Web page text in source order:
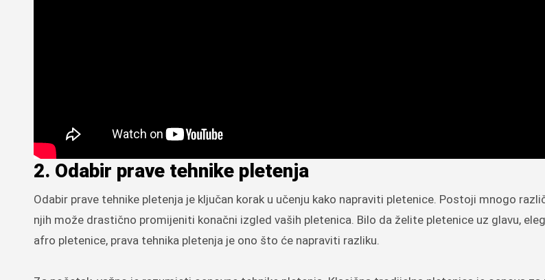
2. Odabir prave tehnike pletenja
Odabir prave tehnike pletenja je ključan korak u učenju kako napraviti pletenice. Postoji mnogo
njih može drastično promijeniti konačni izgled vaših pletenica. Bilo da želite pletenice uz glavu,
afro pletenice, prava tehnika pletenja je ono što će napraviti razliku.